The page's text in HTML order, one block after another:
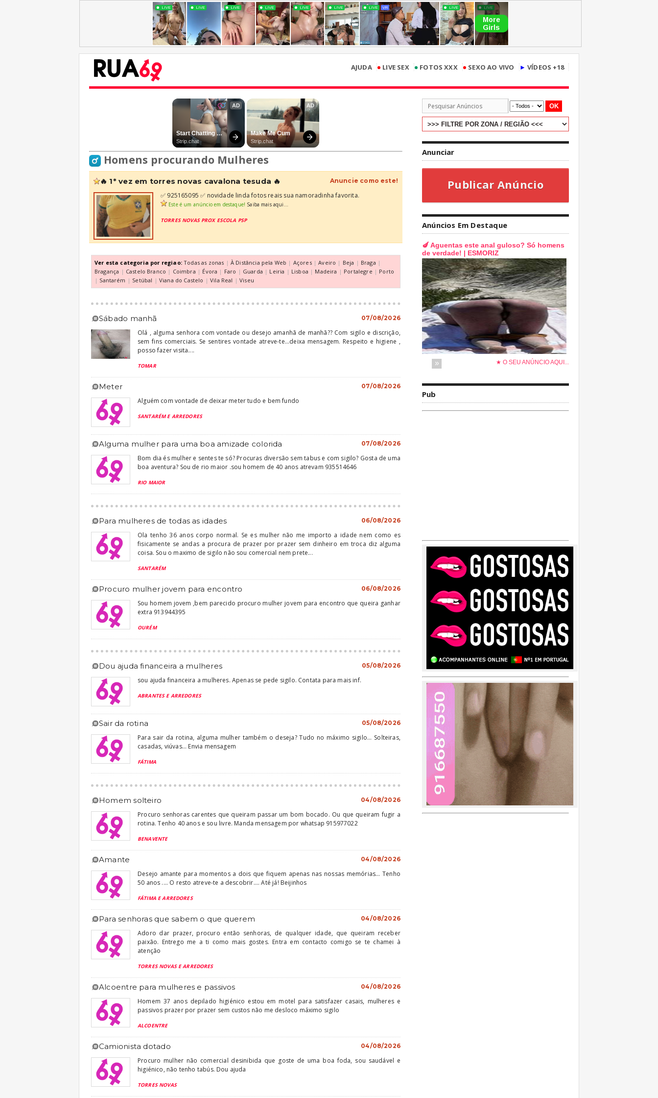
AJUDA • LIVE SEX • FOTOS XXX • SEXO AO VIVO ► VÍDEOS +18
Homens procurando Mulheres
🔥 1* vez em torres novas cavalona tesuda 🔥 Anuncie como este!
✅ 925165095 ✅ novidade linda fotos reais sua namoradinha favorita.
Este é um anúncio em destaque! Saiba mais aqui...
TORRES NOVAS PROX ESCOLA PSP
Ver esta categoria por regiao: Todas as zonas | À Distância pela Web | Açores | Aveiro | Beja | Braga |
Bragança | Castelo Branco | Coimbra | Évora | Faro | Guarda | Leiria | Lisboa | Madeira | Portalegre | Porto
| Santarém | Setúbal | Viana do Castelo | Vila Real | Viseu
sábado manhã 07/08/2026
Olá , alguma senhora com vontade ou desejo amanhã de manhã?? Com sigilo e discrição,
sem fins comerciais. Se sentires vontade atreve-te...deixa mensagem. Respeito e higiene ,
posso fazer visita....
TOMAR
meter 07/08/2026
Alguém com vontade de deixar meter tudo e bem fundo
SANTARÉM E ARREDORES
alguma mulher para uma boa amizade colorida 07/08/2026
Bom dia és mulher e sentes te só? Procuras diversão sem tabus e com sigilo? Gosta de uma
boa aventura? Sou de rio maior .sou homem de 40 anos atrevam 935514646
RIO MAIOR
para mulheres de todas as idades 06/08/2026
Ola tenho 36 anos corpo normal. Se es mulher não me importo a idade nem como es
fisicamente se andas a procura de prazer por prazer sem dinheiro em troca diz alguma
coisa. Sou o maximo de sigilo não sou comercial nem prete...
SANTARÉM
procuro mulher jovem para encontro 06/08/2026
Sou homem jovem ,bem parecido procuro mulher jovem para encontro que queira ganhar
extra 913944395
OURÉM
dou ajuda financeira a mulheres 05/08/2026
sou ajuda financeira a mulheres. Apenas se pede sigilo. Contata para mais inf.
ABRANTES E ARREDORES
sair da rotina 05/08/2026
Para sair da rotina, alguma mulher também o deseja? Tudo no máximo sigilo... Solteiras,
casadas, viúvas... Envia mensagem
FÁTIMA
homem solteiro 04/08/2026
Procuro senhoras carentes que queiram passar um bom bocado. Ou que queiram fugir a
rotina. Tenho 40 anos e sou livre. Manda mensagem por whatsap 915977022
BENAVENTE
amante 04/08/2026
Desejo amante para momentos a dois que fiquem apenas nas nossas memórias... Tenho
50 anos .... O resto atreve-te a descobrir.... Até já! Beijinhos
FÁTIMA E ARREDORES
para senhoras que sabem o que querem 04/08/2026
Adoro dar prazer, procuro então senhoras, de qualquer idade, que queiram receber
paixão. Entrego me a ti como mais gostes. Entra em contacto comigo se te chamei à
atenção
TORRES NOVAS E ARREDORES
alcoentre para mulheres e passivos 04/08/2026
Homem 37 anos depilado higiénico estou em motel para satisfazer casais, mulheres e
passivos prazer por prazer sem custos não me desloco máximo sigilo
ALCOENTRE
camionista dotado 04/08/2026
Procuro mulher não comercial desinibida que goste de uma boa foda, sou saudável e
higiénico, não tenho tabús. Dou ajuda
TORRES NOVAS
OK
Anunciar
Publicar Anúncio
Anúncios Em Destaque
Pub